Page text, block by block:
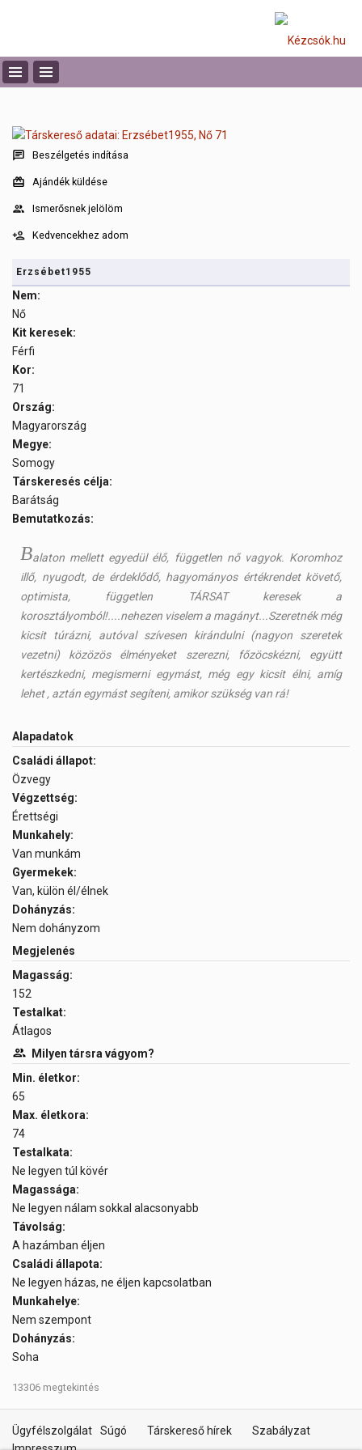
Beszélgetés indítása
Ajándék küldése
Ismerősnek jelölöm
Kedvencekhez adom
Erzsébet1955
Nem:
Nő
Kit keresek:
Férfi
Kor:
71
Ország:
Magyarország
Megye:
Somogy
Társkeresés célja:
Barátság
Bemutatkozás:
Balaton mellett egyedül élő, független nő vagyok. Koromhoz
illő, nyugodt, de érdeklődő, hagyományos értékrendet követő,
optimista, független TÁRSAT keresek a
korosztályomból!....nehezen viselem a magányt...Szeretnék még
kicsit túrázni, autóval szívesen kirándulni (nagyon szeretek
vezetni) közözös élményeket szerezni, főzöcskézni, együtt
kertészkedni, megismerni egymást, még egy kicsit élni, amíg
lehet , aztán egymást segíteni, amikor szükség van rá!
Alapadatok
Családi állapot:
Özvegy
Végzettség:
Érettségi
Munkahely:
Van munkám
Gyermekek:
Van, külön él/élnek
Dohányzás:
Nem dohányzom
Megjelenés
Magasság:
152
Testalkat:
Átlagos
Milyen társra vágyom?
Min. életkor:
65
Max. életkora:
74
Testalkata:
Ne legyen túl kövér
Magassága:
Ne legyen nálam sokkal alacsonyabb
Távolság:
A hazámban éljen
Családi állapota:
Ne legyen házas, ne éljen kapcsolatban
Munkahelye:
Nem szempont
Dohányzás:
Soha
13306 megtekintés
Ügyfélszolgálat Súgó Társkereső hírek
Szabályzat